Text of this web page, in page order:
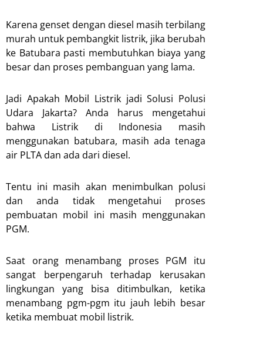
Karena genset dengan diesel masih terbilang
murah untuk pembangkit listrik, jika berubah
ke Batubara pasti membutuhkan biaya yang
besar dan proses pembanguan yang lama.
Jadi Apakah Mobil Listrik jadi Solusi Polusi
Udara Jakarta? Anda harus mengetahui
bahwa Listrik di Indonesia masih
menggunakan batubara, masih ada tenaga
air PLTA dan ada dari diesel.
Tentu ini masih akan menimbulkan polusi
dan anda tidak mengetahui proses
pembuatan mobil ini masih menggunakan
PGM.
Saat orang menambang proses PGM itu
sangat berpengaruh terhadap kerusakan
lingkungan yang bisa ditimbulkan, ketika
menambang pgm-pgm itu jauh lebih besar
ketika membuat mobil listrik.